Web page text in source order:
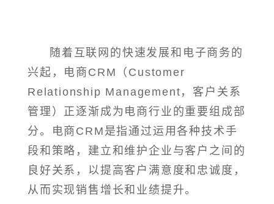
随着互联网的快速发展和电子商务的
兴起，电商CRM（Customer
Relationship Management，客户关系
管理）正逐渐成为电商行业的重要组成部
分。电商CRM是指通过运用各种技术手
段和策略，建立和维护企业与客户之间的
良好关系，以提高客户满意度和忠诚度，
从而实现销售增长和业绩提升。